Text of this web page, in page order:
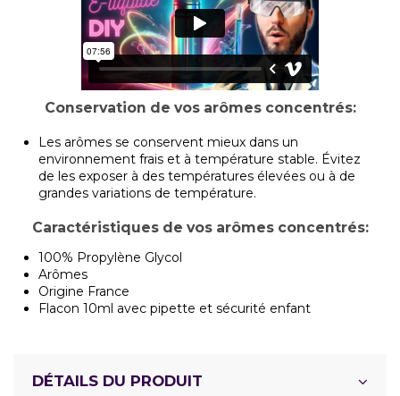
Conservation de vos arômes concentrés:
Les arômes se conservent mieux dans un
environnement frais et à température stable. Évitez
de les exposer à des températures élevées ou à de
grandes variations de température.
Caractéristiques de vos arômes concentrés:
100% Propylène Glycol
Arômes
Origine France
Flacon 10ml avec pipette et sécurité enfant
DÉTAILS DU PRODUIT